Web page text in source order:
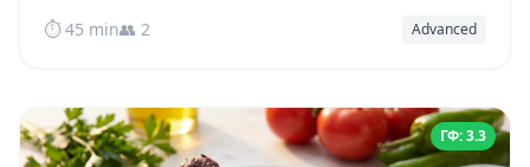
γεύμα με φυσικά χαμηλό γλυκαιμικό δείκτη.
⏱️ 45 min👥 2 Advanced
ΓΦ: 3.3